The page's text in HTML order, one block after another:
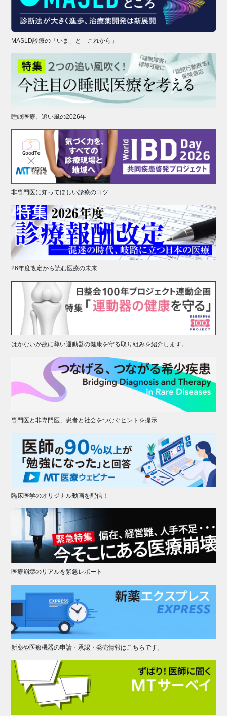
MASLD診療の「いま」と「これから」
睡眠医療、追い風の2026年
非専門医に知ってほしい診療のコツ
26年度改定から読む医療の未来
はかないが故に尊い運動器の健康を守る取り組みを紹介します。
専門医と非専門医、患者と社会をつなぐヒントを提示
臨床医学のオリジナル動画を配信！
医療崩壊のリアルを緊急レポート
新薬や医療機器の申請・承認・発売情報はこちらです。